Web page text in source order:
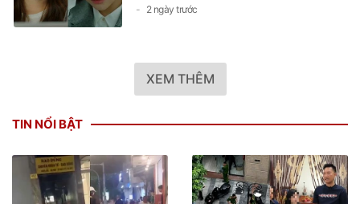
2 ngày trước
XEM THÊM
TIN NỔI BẬT